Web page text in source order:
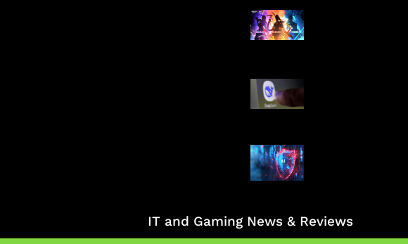
Honkai Impact
Mobile
AI Ancam
Siber
IT and Gaming News & Reviews